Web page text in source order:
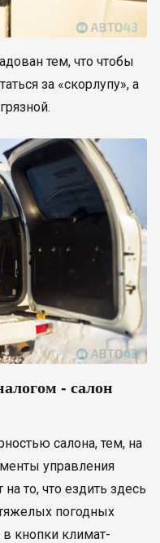
тем, что чтобы
за «скорлупу», а
- салон
салона, тем, на
управления
то, что ездить здесь
тяжелых погодных
кнопки климат-